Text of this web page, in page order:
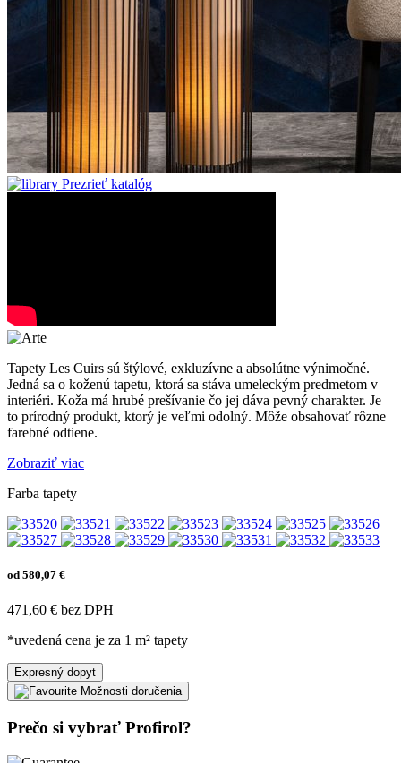
Prezrieť katalóg
Tapety Les Cuirs sú štýlové, exkluzívne a absolútne výnimočné.
Jedná sa o koženú tapetu, ktorá sa stáva umeleckým predmetom v
interiéri. Koža má hrubé prešívanie čo jej dáva pevný charakter. Je
to prírodný produkt, ktorý je veľmi odolný. Môže obsahovať rôzne
farebné odtiene.
Zobraziť viac
Farba tapety
od 580,07 €
471,60 € bez DPH
*uvedená cena je za 1 m² tapety
Expresný dopyt
Možnosti doručenia
Prečo si vybrať Profirol?